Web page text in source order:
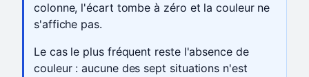
colonne, l'écart tombe à zéro et la couleur ne
s'affiche pas.
Le cas le plus fréquent reste l'absence de
couleur : aucune des sept situations n'est